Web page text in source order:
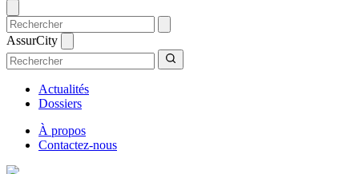
AssurCity
Actualités
Dossiers
À propos
Contactez-nous